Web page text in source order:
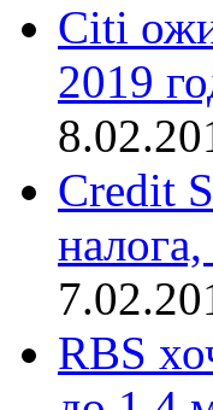
Citi
2019
Credit
RBS